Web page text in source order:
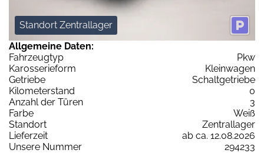
Standort Zentrallager
Allgemeine Daten:
Fahrzeugtyp
Pkw
Karosserieform
Kleinwagen
Getriebe
Schaltgetriebe
Kilometerstand
0
Anzahl der Türen
3
Farbe
Weiß
Standort
Zentrallager
Lieferzeit
ab ca. 12.08.2026
Unsere Nummer
294233